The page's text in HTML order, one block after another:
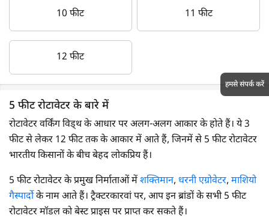
10 फीट 11 फीट
12 फीट
5 फीट रोटावेटर के बारे में
रोटावेटर वर्किंग विड्थ के आधार पर अलग-अलग आकार के होते हैं। ये 3
फीट से लेकर 12 फीट तक के आकार में आते हैं, जिनमें से 5 फीट रोटावेटर
भारतीय किसानों के बीच बेहद लोकप्रिय हैं।
5 फीट रोटावेटर के प्रमुख निर्माताओं मेंशक्तिमान, धरनी एग्रोवेटर, माशियो
गैस्पार्दोके नाम आते हैं। ट्रैक्टरकारवां पर, आप इन ब्रांडों के सभी 5 फीट
रोटावेटर मॉडल को बेस्ट प्राइस पर प्राप्त कर सकते हैं।
हमसे संपर्क करें